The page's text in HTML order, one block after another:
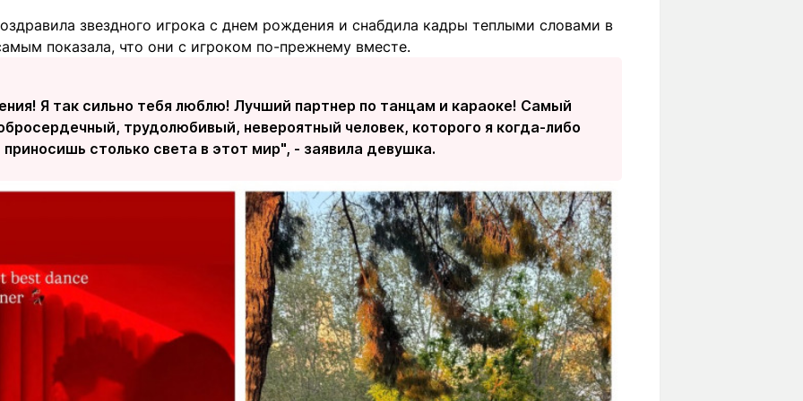
звездного игрока с днем рождения и снабдила кадры теплыми словами в
показала, что они с игроком по-прежнему вместе.
Я так сильно тебя люблю! Лучший партнер по танцам и караоке! Самый
трудолюбивый, невероятный человек, которого я когда-либо
столько света в этот мир", - заявила девушка.